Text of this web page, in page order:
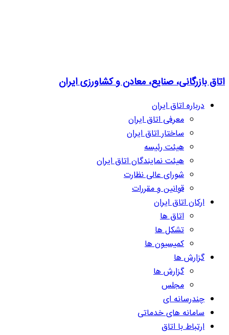
اتاق بازرگانی، صنایع، معادن و کشاورزی ایران
درباره اتاق ایران
معرفی اتاق ایران
ساختار اتاق ایران
هیئت رئیسه
هیئت نمایندگان اتاق ایران
شورای عالی نظارت
قوانین و مقررات
ارکان اتاق ایران
اتاق ها
تشکل ها
کمیسیون ها
گزارش ها
گزارش ها
مجلس
چندرسانه ای
سامانه های خدماتی
ارتباط با اتاق